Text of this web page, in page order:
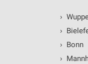
›
›
› Bonn
›